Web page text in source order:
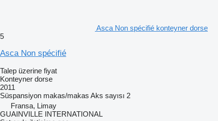
Asca Non spécifié konteyner dorse
5
Asca Non spécifié
Talep üzerine fiyat
Konteyner dorse
2011
Süspansiyon makas/makas Aks sayısı 2
Fransa, Limay
GUAINVILLE INTERNATIONAL